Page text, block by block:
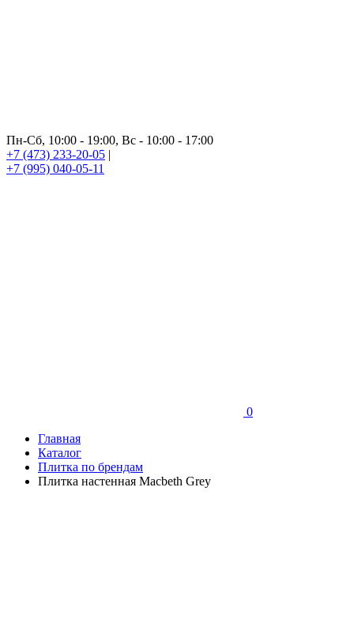
Пн-Сб, 10:00 - 19:00, Вс - 10:00 - 17:00
+7 (473) 233-20-05 |
+7 (995) 040-05-11
0
Главная
Каталог
Плитка по брендам
Плитка настенная Macbeth Grey